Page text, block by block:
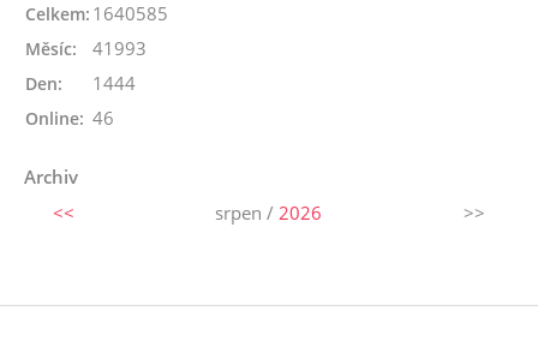
Online: 46
Celkem: 1640585
Měsíc: 41993
Den: 1444
Archiv
<<
srpen / 2026 >>